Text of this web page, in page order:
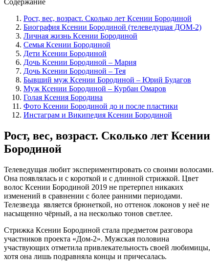
Рост, вес, возраст. Сколько лет Ксении Бородиной
Биография Ксении Бородиной (телеведущая ДОМ-2)
Личная жизнь Ксении Бородиной
Семья Ксении Бородиной
Дети Ксении Бородиной
Дочь Ксении Бородиной – Мария
Дочь Ксении Бородиной – Тея
Бывший муж Ксении Бородиной – Юрий Будагов
Муж Ксении Бородиной – Курбан Омаров
Голая Ксения Бородина
Фото Ксении Бородиной до и после пластики
Инстаграм и Википедия Ксении Бородиной
Рост, вес, возраст. Сколько лет Ксении
Бородиной
Телеведущая любит экспериментировать со своими волосами.
Она появлялась и с короткой и с длинной стрижкой. Цвет
волос Ксении Бородиной 2019 не претерпел никаких
изменений в сравнении с более ранними периодами.
Телезвезда является брюнеткой, но оттенок локонов у неё не
насыщенно чёрный, а на несколько тонов светлее.
Стрижка Ксении Бородиной стала предметом разговора
участников проекта «Дом-2». Мужская половина
участвующих отметила привлекательность своей любимицы,
хотя она лишь подравняла концы и причесалась.